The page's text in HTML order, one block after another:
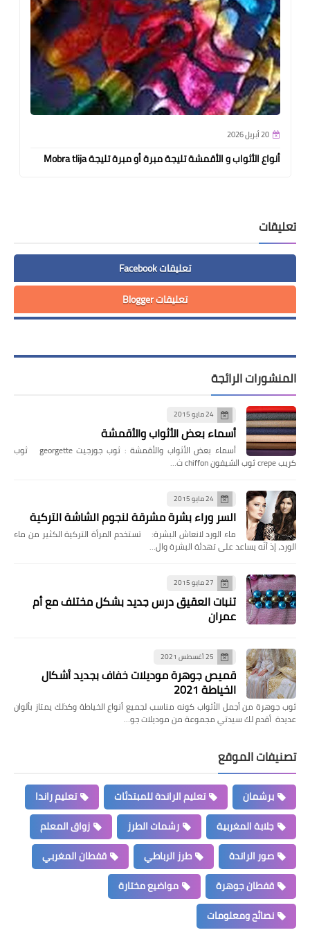
20 أبريل 2026
أنواع الأثواب و الأقمشة تليجة مبرة أو مبرة تليجة Mobra tlija
تعليقات
تعليقات Facebook
تعليقات Blogger
المنشورات الرائجة
24 مايو 2015
أسماء بعض الأثواب والأقمشة
أسماء بعض الأثواب والأقمشة : ثوب جورجيت georgette ثوب
كريب crepe ثوب الشيفون chiffon ث…
24 مايو 2015
السر وراء بشرة مشرقة لنجوم الشاشة التركية
ماء الورد لانعاش البشرة: تستخدم المرأة التركية الكثير من ماء
الورد، إذ أنّه يساعد على تهدئة البشرة وال…
27 مايو 2015
تنبات العقيق درس جديد بشكل مختلف مع أم
عمران
25 أغسطس 2021
قميص جوهرة موديلات خفاف بجديد أشكال
الخياطة 2021
ثوب جوهرة من أجمل الأثواب كونه مناسب لجميع أنواع الخياطة وكذلك يمتاز بألوان
عديدة أقدم لك سيدتي مجموعة من موديلات جو…
تصنيفات الموقع
برشمان تعليم الراندة للمبتدئات
تعليم راندا
جلابة المغربية
رشمات الطرز
زواق المعلم
صور الراندة
طرز الرباطي
قفطان المغربي
قفطان جوهرة
مواضيع مختارة
نصائح ومعلومات